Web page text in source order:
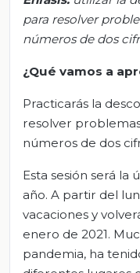
para resolver
números de dos
¿Qué vamos a
Practicarás la
resolver
números de dos
Esta sesión será la
año. A partir del
vacaciones y
enero de 2021.
pandemia, ha